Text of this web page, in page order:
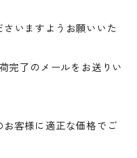
いますようお願いいた
完了のメールをお送りい
客様に適正な価格でご